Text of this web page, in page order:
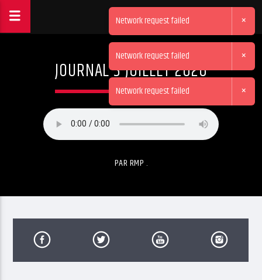
JOURNAL 3 JUILLET 2026
PAR RMP .
Network request failed ×
Network request failed ×
Network request failed ×